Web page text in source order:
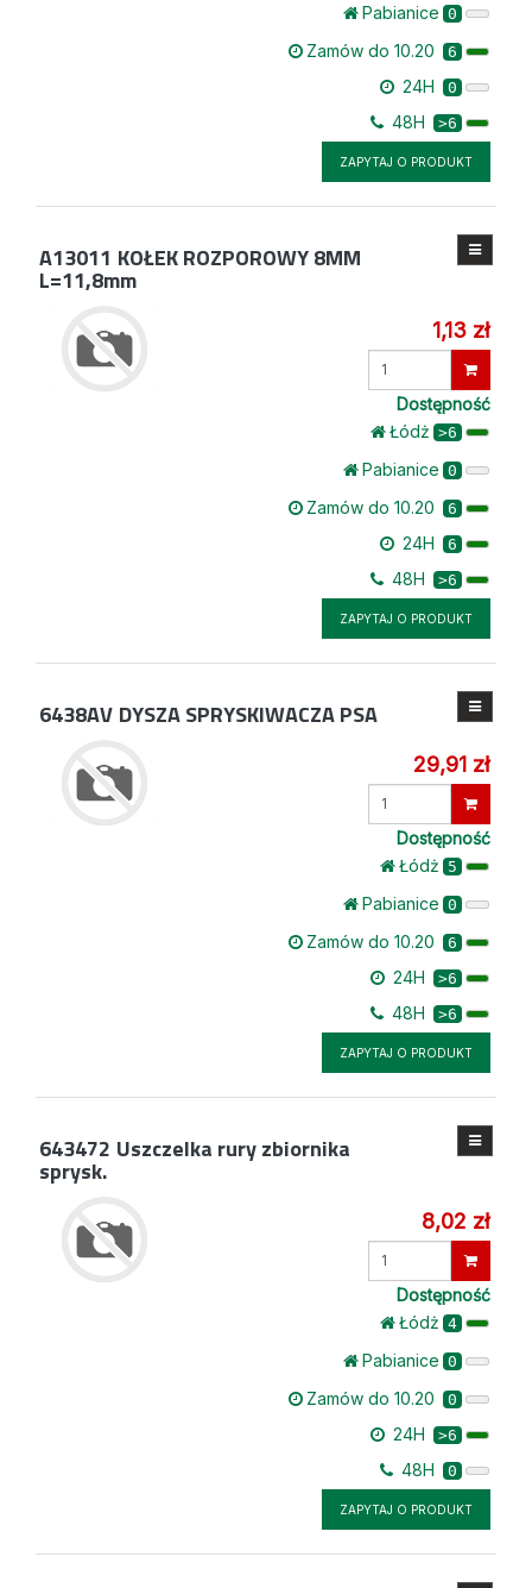
Pabianice 0
Zamów do 10.20 6
24H 0
48H >6
ZAPYTAJ O PRODUKT
A13011 KOŁEK ROZPOROWY 8MM
L=11,8mm
1,13 zł
Wprowadź
Dostępność
Łódż >6
Pabianice 0
Zamów do 10.20 6
24H 6
48H >6
ZAPYTAJ O PRODUKT
6438AV DYSZA SPRYSKIWACZA PSA
29,91 zł
Wprowadź
Dostępność
Łódż 5
Pabianice 0
Zamów do 10.20 6
24H >6
48H >6
ZAPYTAJ O PRODUKT
643472 Uszczelka rury zbiornika
sprysk.
8,02 zł
Wprowadź
Dostępność
Łódż 4
Pabianice 0
Zamów do 10.20 0
24H >6
48H 0
ZAPYTAJ O PRODUKT